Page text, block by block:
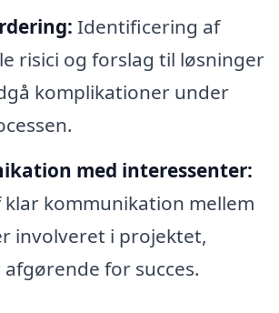
Identificering af
risici og forslag til løsninger
komplikationer under
med interessenter:
klar kommunikation mellem
involveret i projektet,
for succes.